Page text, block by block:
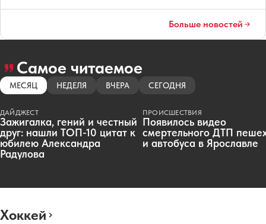
Больше новостей
Самое читаемое
МЕСЯЦ НЕДЕЛЯ ВЧЕРА СЕГОДНЯ
ДАЙДЖЕСТ
Зажигалка, гений и честный
друг: нашли ТОП-10 цитат к
юбилею Александра
Радулова
ПРОИСШЕСТВИЯ
Появилось видео
смертельного ДТП
и автобуса в Ярославле
Хоккей